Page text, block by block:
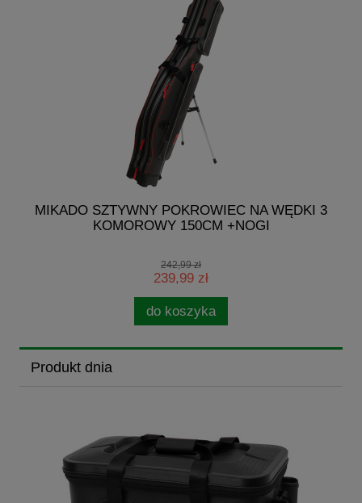
MIKADO SZTYWNY POKROWIEC NA WĘDKI 3
KOMOROWY 150CM +NOGI
242,99 zł
239,99 zł
do koszyka
Produkt dnia